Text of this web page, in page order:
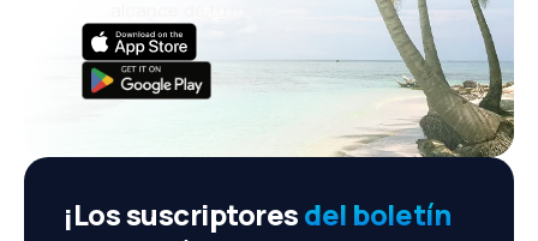
¡Los suscriptoresdel boletín